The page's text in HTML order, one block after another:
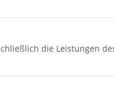
die Leistungen